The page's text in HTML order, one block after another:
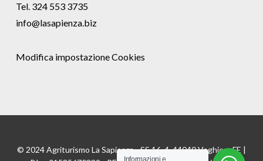
Tel. 324 553 3735
info@lasapienza.biz
Modifica impostazione Cookies
© 2024 Agriturismo La Sapienza - SS 16, 4, 44040 Voghiera FE |
Informazioni e